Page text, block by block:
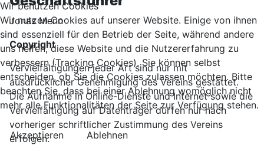
Jonas Menn
Copyright
Vervielfältigungen jeder Art sind nur mit
ausdrücklicher Genehmigung des Vereins gestattet.
Die Aufnahme in Online-Dienste und Internet sowie die
Vervielfältigung auf Datenträger dürfen nur nach
vorheriger schriftlicher Zustimmung des Vereins
erfolgen.
Wir benutzen Cookies
Wir nutzen Cookies auf unserer Website. Einige von ihnen
sind essenziell für den Betrieb der Seite, während andere
uns helfen, diese Website und die Nutzererfahrung zu
verbessern (Tracking Cookies). Sie können selbst
entscheiden, ob Sie die Cookies zulassen möchten. Bitte
beachten Sie, dass bei einer Ablehnung womöglich nicht
mehr alle Funktionalitäten der Seite zur Verfügung stehen.
Akzeptieren Ablehnen